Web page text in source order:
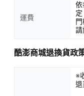
運費
依
請
酷澎商城退換貨政
※
退